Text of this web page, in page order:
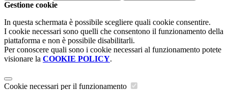
Gestione cookie
In questa schermata è possibile scegliere quali cookie consentire.
I cookie necessari sono quelli che consentono il funzionamento della
piattaforma e non è possibile disabilitarli.
Per conoscere quali sono i cookie necessari al funzionamento potete
visionare la COOKIE POLICY.
Cookie necessari per il funzionamento